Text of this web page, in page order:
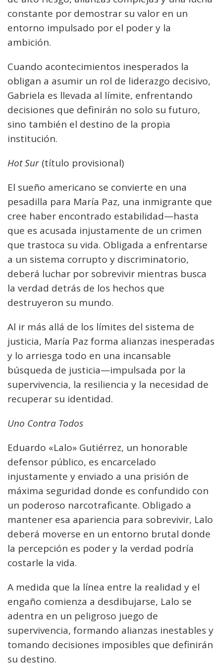
constante por demostrar su valor en un
entorno impulsado por el poder y la
ambición.
Cuando acontecimientos inesperados la
obligan a asumir un rol de liderazgo decisivo,
Gabriela es llevada al límite, enfrentando
decisiones que definirán no solo su futuro,
sino también el destino de la propia
institución.
Hot Sur (título provisional)
El sueño americano se convierte en una
pesadilla para María Paz, una inmigrante que
cree haber encontrado estabilidad—hasta
que es acusada injustamente de un crimen
que trastoca su vida. Obligada a enfrentarse
a un sistema corrupto y discriminatorio,
deberá luchar por sobrevivir mientras busca
la verdad detrás de los hechos que
destruyeron su mundo.
Al ir más allá de los límites del sistema de
justicia, María Paz forma alianzas inesperadas
y lo arriesga todo en una incansable
búsqueda de justicia—impulsada por la
supervivencia, la resiliencia y la necesidad de
recuperar su identidad.
Uno Contra Todos
Eduardo «Lalo» Gutiérrez, un honorable
defensor público, es encarcelado
injustamente y enviado a una prisión de
máxima seguridad donde es confundido con
un poderoso narcotraficante. Obligado a
mantener esa apariencia para sobrevivir, Lalo
deberá moverse en un entorno brutal donde
la percepción es poder y la verdad podría
costarle la vida.
A medida que la línea entre la realidad y el
engaño comienza a desdibujarse, Lalo se
adentra en un peligroso juego de
supervivencia, formando alianzas inestables y
tomando decisiones imposibles que definirán
su destino.